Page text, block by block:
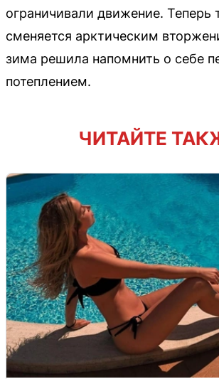
ограничивали движение. Теперь
сменяется арктическим
зима решила напомнить о себе
потеплением.
ЧИТАЙТЕ